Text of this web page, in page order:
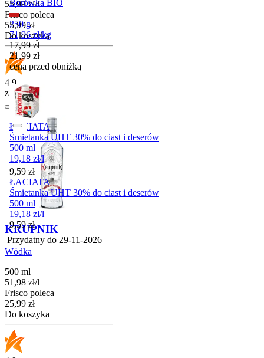
Borówka BIO
250 g
71,96 zł/kg
Cena promocyjna
17,99 zł
21,99 zł
cena przed obniżką
ŁACIATA
Śmietanka UHT 30% do ciast i deserów
500 ml
19,18 zł/l
Cena
9,59 zł
ŁACIATA
Śmietanka UHT 30% do ciast i deserów
500 ml
19,18 zł/l
Cena
9,59 zł
Przydatny do 29-11-2026
55,99 zł/l
Frisco poleca
Cena
55,99 zł
Do koszyka
4.9
z 82 opinii
KRUPNIK
Wódka
500 ml
51,98 zł/l
Frisco poleca
Cena
25,99 zł
Do koszyka